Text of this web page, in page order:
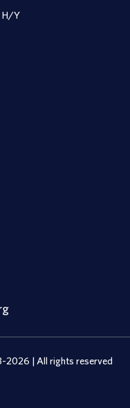
Η/Υ
2026 | All rights reserved